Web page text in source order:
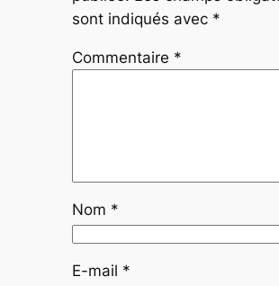
sont indiqués avec *
Commentaire *
Nom *
E-mail *